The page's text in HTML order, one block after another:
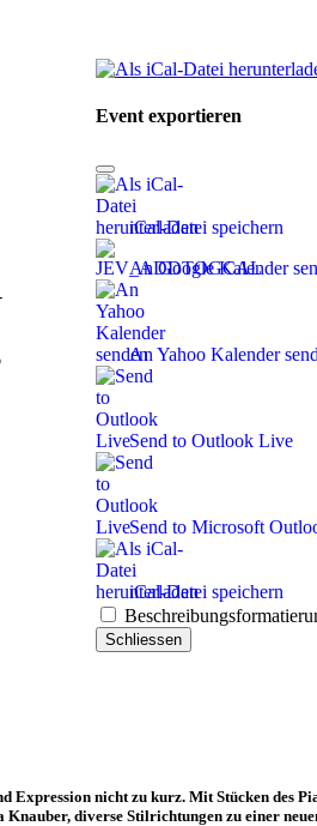
Event exportieren
iCal-Datei speichern
An Google Kalender
An Yahoo Kalender
Send to Outlook Live
Send to Microsoft
iCal-Datei speichern
Schliessen
nicht zu kurz. Mit Stücken des
diverse Stilrichtungen zu einer